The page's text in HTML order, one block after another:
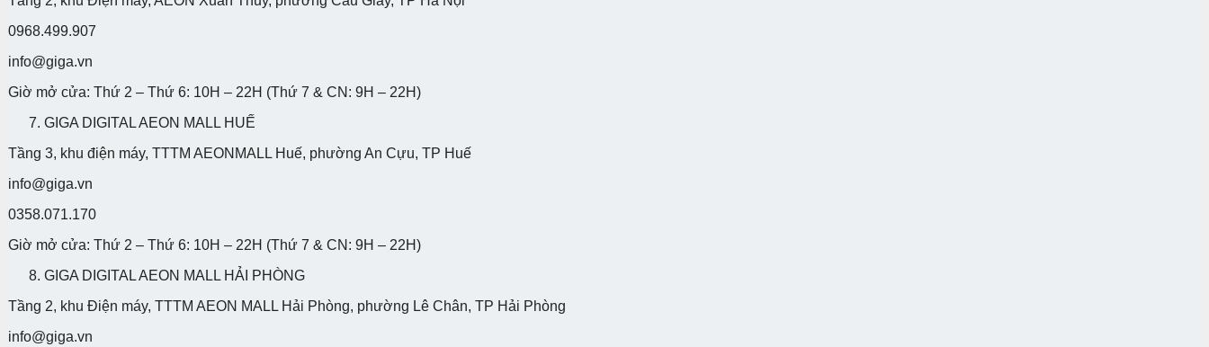
0968.499.907
info@giga.vn
Giờ mở cửa: Thứ 2 – Thứ 6: 10H – 22H (Thứ 7 & CN: 9H – 22H)
GIGA DIGITAL AEON MALL HUẾ
Tầng 3, khu điện máy, TTTM AEONMALL Huế, phường An Cựu, TP Huế
info@giga.vn
0358.071.170
Giờ mở cửa: Thứ 2 – Thứ 6: 10H – 22H (Thứ 7 & CN: 9H – 22H)
GIGA DIGITAL AEON MALL HẢI PHÒNG
Tầng 2, khu Điện máy, TTTM AEON MALL Hải Phòng, phường Lê Chân, TP Hải Phòng
info@giga.vn